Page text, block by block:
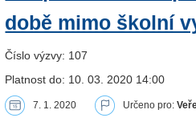
době mimo školní
Číslo výzvy: 107
Platnost do: 10. 03. 2020 14:00
7. 1. 2020 Určeno pro: